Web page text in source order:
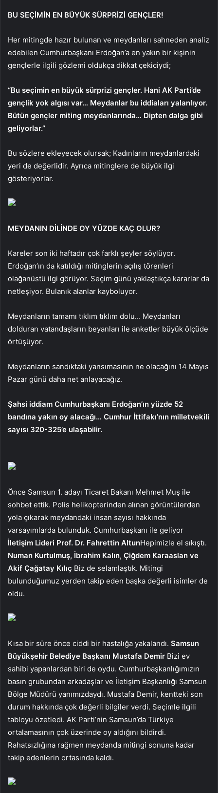
BU SEÇİMİN EN BÜYÜK SÜRPRİZİ GENÇLER!
Her mitingde hazır bulunan ve meydanları sahneden analiz
edebilen Cumhurbaşkanı Erdoğan’a en yakın bir kişinin
gençlerle ilgili gözlemi oldukça dikkat çekiciydi;
“Bu seçimin en büyük sürprizi gençler. Hani AK Parti’de
gençlik yok algısı var… Meydanlar bu iddiaları yalanlıyor.
Bütün gençler miting meydanlarında… Dipten dalga gibi
geliyorlar.”
Bu sözlere ekleyecek olursak; Kadınların meydanlardaki
yeri de değerlidir. Ayrıca mitinglere de büyük ilgi
gösteriyorlar.
MEYDANIN DİLİNDE OY YÜZDE KAÇ OLUR?
Kareler son iki haftadır çok farklı şeyler söylüyor.
Erdoğan’ın da katıldığı mitinglerin açılış törenleri
olağanüstü ilgi görüyor. Seçim günü yaklaştıkça kararlar da
netleşiyor. Bulanık alanlar kayboluyor.
Meydanların tamamı tıklım tıklım dolu… Meydanları
dolduran vatandaşların beyanları ile anketler büyük ölçüde
örtüşüyor.
Meydanların sandıktaki yansımasının ne olacağını 14 Mayıs
Pazar günü daha net anlayacağız.
Şahsi iddiam Cumhurbaşkanı Erdoğan’ın yüzde 52
bandına yakın oy alacağı… Cumhur İttifakı’nın milletvekili
sayısı 320-325’e ulaşabilir.
Önce Samsun 1. adayı Ticaret Bakanı Mehmet Muş ile
sohbet ettik. Polis helikopterinden alınan görüntülerden
yola çıkarak meydandaki insan sayısı hakkında
varsayımlarda bulunduk. Cumhurbaşkanı ile geliyor
İletişim Lideri Prof. Dr. Fahrettin AltunHepimizle el sıkıştı.
Numan Kurtulmuş, İbrahim Kalın, Çiğdem Karaaslan ve
Akif Çağatay Kılıç Biz de selamlaştık. Mitingi
bulunduğumuz yerden takip eden başka değerli isimler de
oldu.
Kısa bir süre önce ciddi bir hastalığa yakalandı. Samsun
Büyükşehir Belediye Başkanı Mustafa Demir Bizi ev
sahibi yapanlardan biri de oydu. Cumhurbaşkanlığımızın
basın grubundan arkadaşlar ve İletişim Başkanlığı Samsun
Bölge Müdürü yanımızdaydı. Mustafa Demir, kentteki son
durum hakkında çok değerli bilgiler verdi. Seçimle ilgili
tabloyu özetledi. AK Parti’nin Samsun’da Türkiye
ortalamasının çok üzerinde oy aldığını bildirdi.
Rahatsızlığına rağmen meydanda mitingi sonuna kadar
takip edenlerin ortasında kaldı.